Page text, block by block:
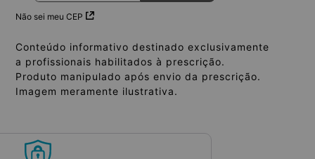
Não sei meu CEP
Conteúdo informativo destinado exclusivamente
a profissionais habilitados à prescrição.
Produto manipulado após envio da prescrição.
Imagem meramente ilustrativa.